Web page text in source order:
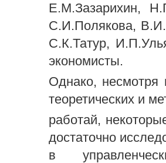
Е.М.Зазарихин,
С.И.Полякова,
С.К.Татур,
экономисты.
Однако, несмотря
теоретических и
работай,
достаточно
в